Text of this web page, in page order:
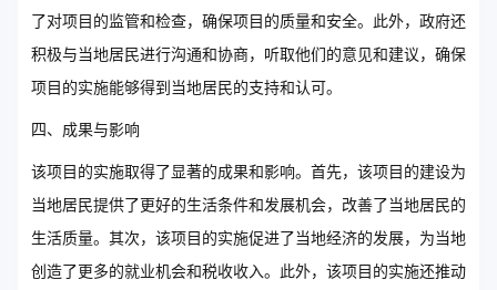
了对项目的监管和检查，确保项目的质量和安全。此外，政府还
积极与当地居民进行沟通和协商，听取他们的意见和建议，确保
项目的实施能够得到当地居民的支持和认可。
四、成果与影响
该项目的实施取得了显著的成果和影响。首先，该项目的建设为
当地居民提供了更好的生活条件和发展机会，改善了当地居民的
生活质量。其次，该项目的实施促进了当地经济的发展，为当地
创造了更多的就业机会和税收收入。此外，该项目的实施还推动